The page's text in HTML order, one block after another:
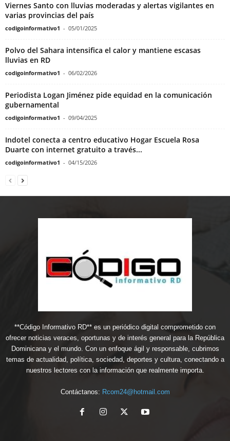
Viernes Santo con lluvias moderadas y alertas vigilantes en
varias provincias del país
codigoinformativo1 - 05/01/2025
Polvo del Sahara intensifica el calor y mantiene escasas
lluvias en RD
codigoinformativo1 - 06/02/2026
Periodista Logan Jiménez pide equidad en la comunicación
gubernamental
codigoinformativo1 - 09/04/2025
Indotel conecta a centro educativo Hogar Escuela Rosa
Duarte con internet gratuito a través...
codigoinformativo1 - 04/15/2026
**Código Informativo RD** es un periódico digital comprometido con
ofrecer noticias veraces, oportunas y de interés general para la República
Dominicana y el mundo. Con un enfoque ágil y responsable, cubrimos
temas de actualidad, política, sociedad, deportes y cultura, conectando a
nuestros lectores con la información que realmente importa.
Contáctanos: Rcom24@hotmail.com